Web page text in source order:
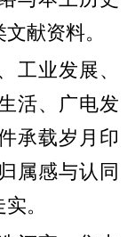
献资料。
工业发展、
活、广电发
承载岁月印
属感与认同
。